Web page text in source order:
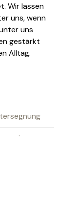
Wir lassen
uns, wenn
uns
gestärkt
Alltag.